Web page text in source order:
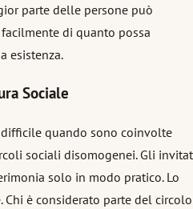
parte delle persone può
di quanto possa
esistenza.
Sociale
quando sono coinvolte
sociali disomogenei. Gli
solo in modo pratico. Lo
è considerato parte del circolo